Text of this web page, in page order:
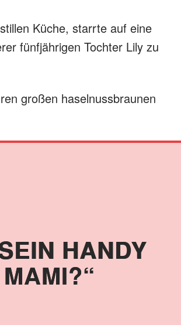
Küche, starrte auf eine
fünfjährigen Tochter Lily zu
großen haselnussbraunen
HANDY